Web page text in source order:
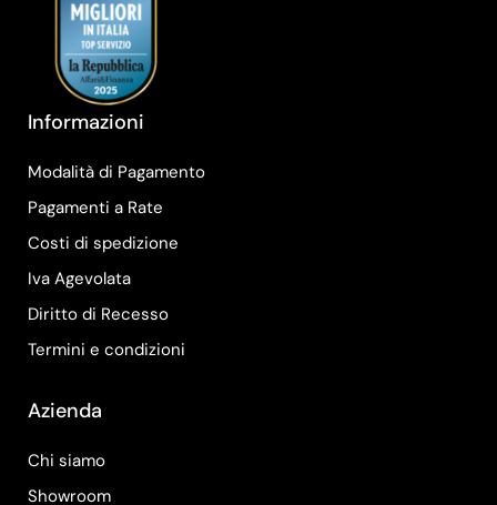
Informazioni
Modalità di Pagamento
Pagamenti a Rate
Costi di spedizione
Iva Agevolata
Diritto di Recesso
Termini e condizioni
Azienda
Chi siamo
Showroom